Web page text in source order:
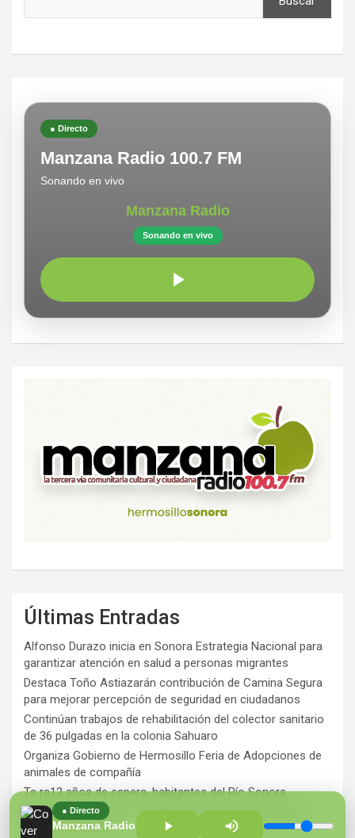
● Directo
Manzana Radio 100.7 FM
Sonando en vivo
Manzana Radio
Sonando en vivo
● Directo
Últimas Entradas
Alfonso Durazo inicia en Sonora Estrategia Nacional para
garantizar atención en salud a personas migrantes
Destaca Toño Astiazarán contribución de Camina Segura
para mejorar percepción de seguridad en ciudadanos
Continúan trabajos de rehabilitación del colector sanitario
de 36 pulgadas en la colonia Sahuaro
Organiza Gobierno de Hermosillo Feria de Adopciones de
animales de compañía
Ts ra12 años de espera, habitantes del Río Sonora
agradecen a Durazo y Sheinbaum por construcción de
Hospital Regional